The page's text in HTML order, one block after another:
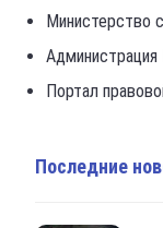
Министерство
Администрация
Портал
Последние